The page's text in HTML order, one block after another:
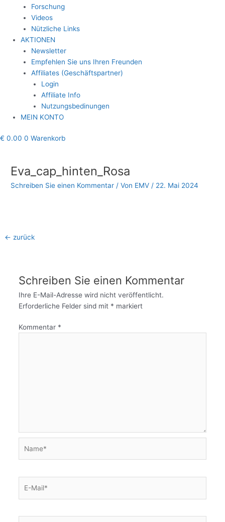
Forschung
Videos
Nützliche Links
AKTIONEN
Newsletter
Empfehlen Sie uns Ihren Freunden
Affiliates (Geschäftspartner)
Login
Affiliate Info
Nutzungsbedinungen
MEIN KONTO
€ 0.00 0 Warenkorb
Eva_cap_hinten_Rosa
Schreiben Sie einen Kommentar / Von EMV / 22. Mai 2024
← zurück
Schreiben Sie einen Kommentar
Ihre E-Mail-Adresse wird nicht veröffentlicht.
Erforderliche Felder sind mit * markiert
Kommentar *
Mail*